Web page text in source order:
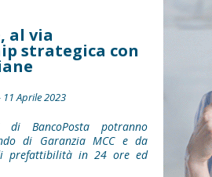
al via
strategica con
11 Aprile 2023
BancoPosta potranno
di Garanzia MCC e da
prefattibilità in 24 ore ed